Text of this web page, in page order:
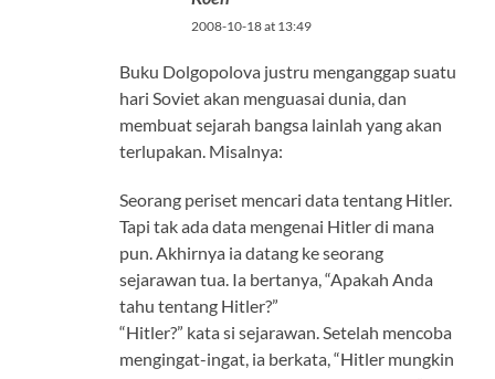
2008-10-18 at 13:49
Buku Dolgopolova justru menganggap suatu
hari Soviet akan menguasai dunia, dan
membuat sejarah bangsa lainlah yang akan
terlupakan. Misalnya:
Seorang periset mencari data tentang Hitler.
Tapi tak ada data mengenai Hitler di mana
pun. Akhirnya ia datang ke seorang
sejarawan tua. Ia bertanya, “Apakah Anda
tahu tentang Hitler?”
“Hitler?” kata si sejarawan. Setelah mencoba
mengingat-ingat, ia berkata, “Hitler mungkin